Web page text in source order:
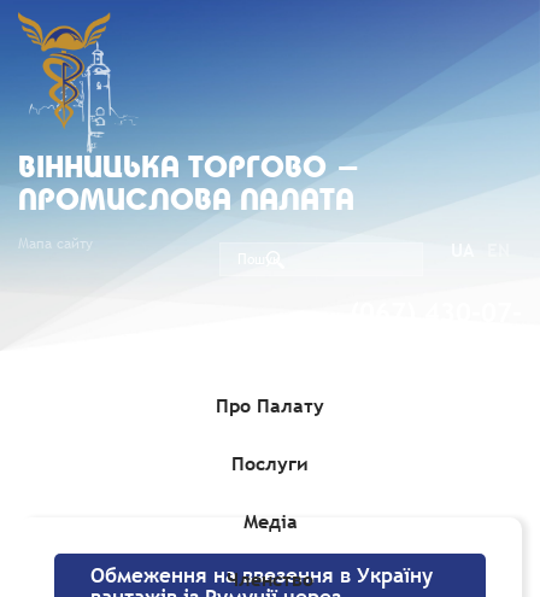
ВIННИЦЬКА ТОРГОВО -
ПРОМИСЛОВА ПАЛАТА
Мапа сайту
Про Палату
Послуги
Медіа
Членство
Комерційні пропозиції»Обмеження на ввезення в
Обмеження на ввезення в Україну